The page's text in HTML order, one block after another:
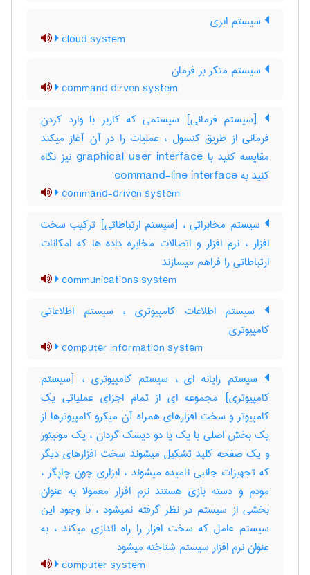
سیستم ابری
cloud system
سیستم متکر بر فرمان
command dirven system
[سیستم فرمانی] سیستمی که کاربر با وارد کردن
فرمانی از طریق کنسول ، عملیات را در آن آغاز میکند
مقایسه کنید با ‎graphical user interface نیز نگاه
کنید به ‎ command-line interface
command-driven system
سیستم مخابراتی ، [سیستم ارتباطاتی] ترکیب سخت
افزار ، نرم افزار و اتصالات مخابره داده ها که امکانات
ارتباطاتی را فراهم میسازند
communications system
سیستم اطلاعات کامپیوتری ، سیستم اطلاعاتی
کامپیوتری
computer information system
سیستم رایانه ای ، سیستم کامپیوتری ، [سیستم
کامپیوتری] مجموعه ای از تمام اجزای عملیاتی یک
کامپیوتر و سخت افزارهای همراه آن میکرو کامپیوترها از
یک بخش اصلی با یک یا دو دیسک گردان ، یک مونیتور
و یک صفحه کلید تشکیل میشوند سخت افزارهای دیگر
که تجهیزات جانبی نامیده میشوند ، ابزاری چون چاپگر ،
مودم و دسته بازی هستند نرم افزار معمولا به عنوان
بخشی از سیستم در نظر گرفته نمیشود ، با وجود این
سیستم عامل که سخت افزار را راه اندازی میکند ، به
عنوان نرم افزار سیستم شناخته میشود
computer system